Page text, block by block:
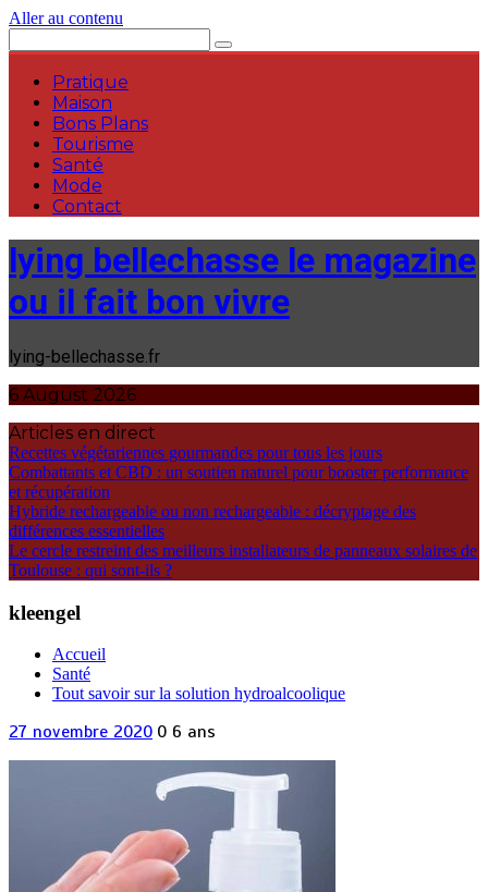
Aller au contenu
Pratique
Maison
Bons Plans
Tourisme
Santé
Mode
Contact
lying bellechasse le magazine
ou il fait bon vivre
lying-bellechasse.fr
6 August 2026
Articles en direct
Recettes végétariennes gourmandes pour tous les jours
Combattants et CBD : un soutien naturel pour booster performance
et récupération
Hybride rechargeable ou non rechargeable : décryptage des
différences essentielles
Le cercle restreint des meilleurs installateurs de panneaux solaires de
Toulouse : qui sont-ils ?
kleengel
Accueil
Santé
Tout savoir sur la solution hydroalcoolique
27 novembre 2020 0 6 ans